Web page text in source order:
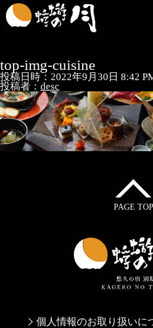
top-img-cuisine
投稿日時：2022年9月30日 8:42
投稿者： desc
PAGE TOP
個人情報のお取り扱いに